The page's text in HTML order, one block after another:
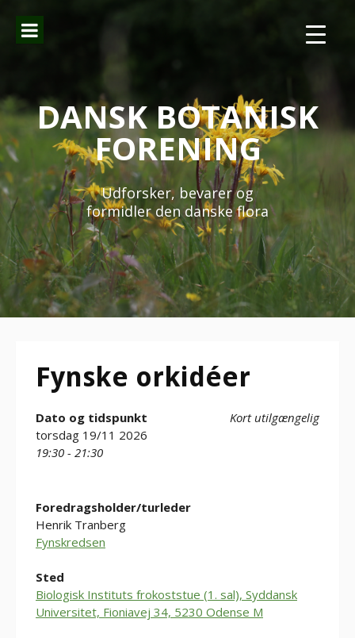
indhold
DANSK BOTANISK
FORENING
Udforsker, bevarer og
formidler den danske flora
Fynske orkidéer
Kort utilgængelig
Dato og tidspunkt
torsdag 19/11 2026
19:30 - 21:30
Foredragsholder/turleder
Henrik Tranberg
Fynskredsen
Sted
Biologisk Instituts frokoststue (1. sal), Syddansk
Universitet, Fioniavej 34, 5230 Odense M